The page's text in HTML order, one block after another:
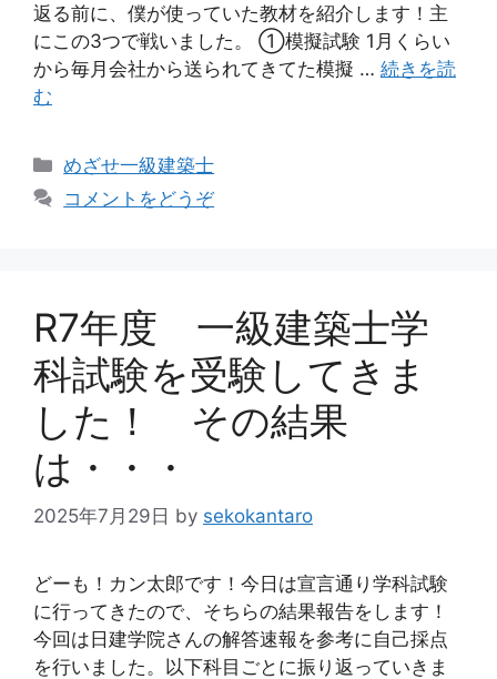
返る前に、僕が使っていた教材を紹介します！主
にこの3つで戦いました。 ①模擬試験 1月くらい
から毎月会社から送られてきてた模擬 … 続きを読
む
カ
めざせ一級建築士
コメントをどうぞ
R7年度 一級建築士学
科試験を受験してきま
した！ その結果
は・・・
2025年7月29日 by sekokantaro
どーも！カン太郎です！今日は宣言通り学科試験
に行ってきたので、そちらの結果報告をします！
今回は日建学院さんの解答速報を参考に自己採点
を行いました。以下科目ごとに振り返っていきま